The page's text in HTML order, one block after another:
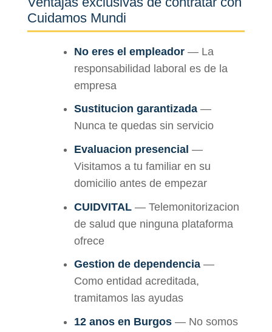
Cuidamos Mundi
No eres el empleador— La
responsabilidad laboral es de la
empresa
Sustitucion garantizada—
Nunca te quedas sin servicio
Evaluacion presencial —
Visitamos a tu familiar en su
domicilio antes de empezar
CUIDVITAL— Telemonitorizacion
de salud que ninguna plataforma
ofrece
Gestion de dependencia—
Como entidad acreditada,
tramitamos las ayudas
12 anos en Burgos— No somos